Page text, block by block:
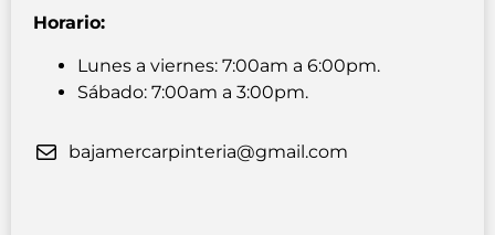
Horario:
Lunes a viernes: 7:00am a 6:00pm.
Sábado: 7:00am a 3:00pm.
bajamercarpinteria@gmail.com